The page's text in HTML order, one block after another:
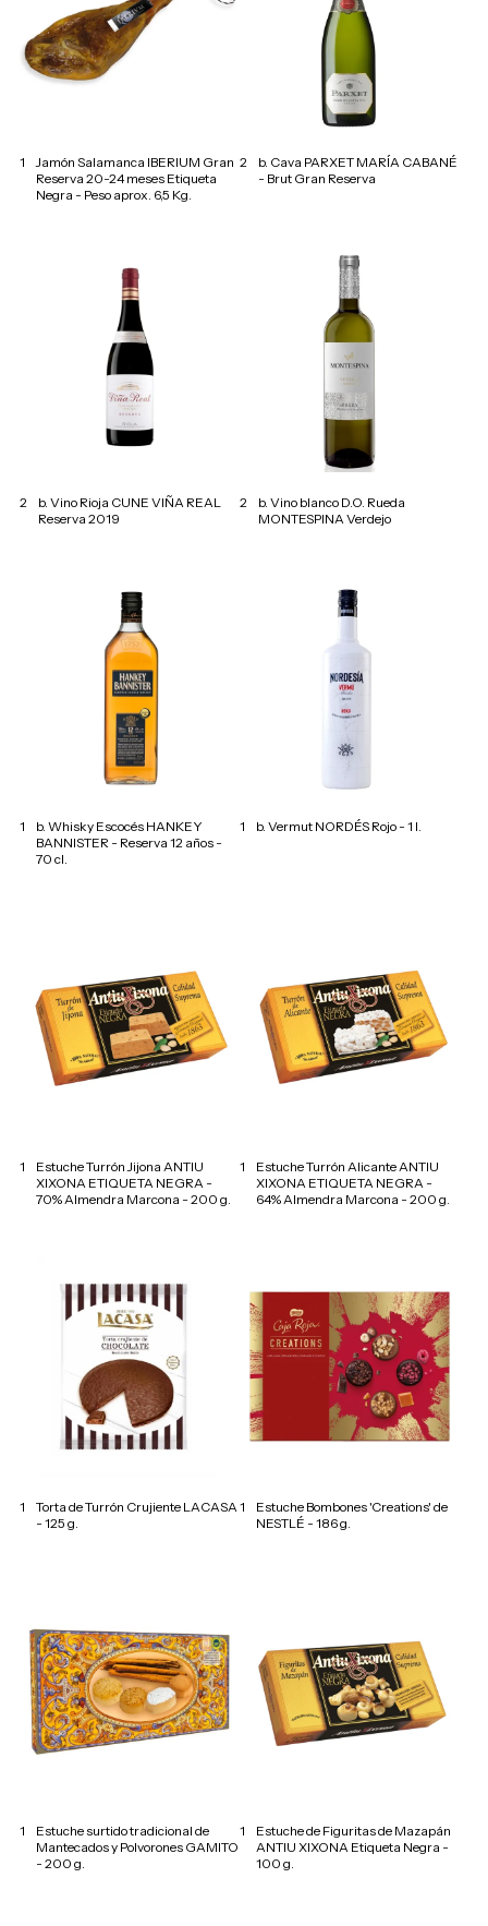
1
Jamón Salamanca IBERIUM Gran
Reserva 20-24 meses Etiqueta
Negra - Peso aprox. 6,5 Kg.
2
b. Cava PARXET MARÍA CABANÉ
- Brut Gran Reserva
2
b. Vino Rioja CUNE VIÑA REAL
Reserva 2019
2
b. Vino blanco D.O. Rueda
MONTESPINA Verdejo
1
b. Whisky Escocés HANKEY
BANNISTER - Reserva 12 años -
70 cl.
1 b. Vermut NORDÉS Rojo - 1 l.
1
Estuche Turrón Jijona ANTIU
XIXONA ETIQUETA NEGRA -
70% Almendra Marcona - 200 g.
1
Estuche Turrón Alicante ANTIU
XIXONA ETIQUETA NEGRA -
64% Almendra Marcona - 200 g.
1
Torta de Turrón Crujiente LACASA
- 125 g.
1
Estuche Bombones 'Creations' de
NESTLÉ - 186 g.
1
Estuche surtido tradicional de
Mantecados y Polvorones GAMITO
- 200 g.
1
Estuche de Figuritas de Mazapán
ANTIU XIXONA Etiqueta Negra -
100 g.